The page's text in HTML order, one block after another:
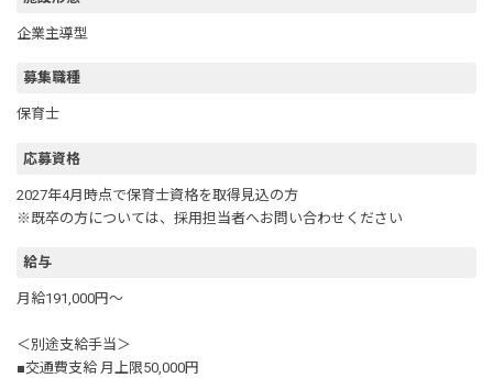
企業主導型
募集職種
保育士
応募資格
2027年4月時点で保育士資格を取得見込の方
※既卒の方については、採用担当者へお問い合わせください
給与
月給191,000円～
＜別途支給手当＞
■交通費支給 月上限50,000円